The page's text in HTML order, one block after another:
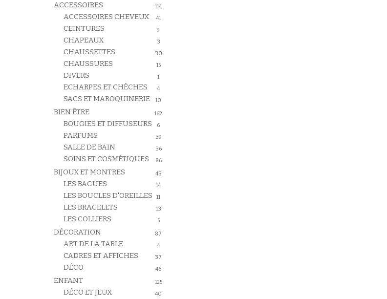
ACCESSOIRES 114
ACCESSOIRES CHEVEUX 41
CEINTURES 9
CHAPEAUX 3
CHAUSSETTES 30
CHAUSSURES 15
DIVERS 1
ECHARPES ET CHÈCHES 4
SACS ET MAROQUINERIE 10
BIEN ÊTRE 162
BOUGIES ET DIFFUSEURS 6
PARFUMS 39
SALLE DE BAIN 36
SOINS ET COSMÉTIQUES 86
BIJOUX ET MONTRES 43
LES BAGUES 14
LES BOUCLES D'OREILLES 11
LES BRACELETS 13
LES COLLIERS 5
DÉCORATION 87
ART DE LA TABLE 4
CADRES ET AFFICHES 37
DÉCO 46
ENFANT 125
DÉCO ET JEUX 40